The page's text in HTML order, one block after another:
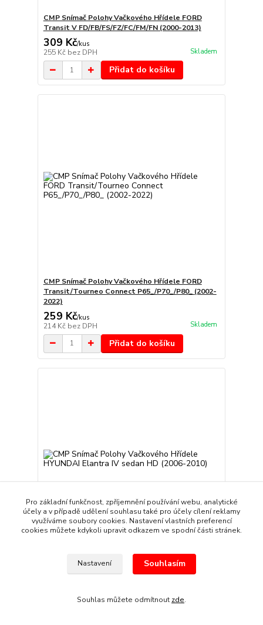
CMP Snímač Polohy Vačkového Hřídele FORD
Transit V FD/FB/FS/FZ/FC/FM/FN (2000-2013)
309 Kč/kus
255 Kč bez DPH Skladem
Přidat do košíku
CMP Snímač Polohy Vačkového Hřídele FORD
Transit/Tourneo Connect P65_/P70_/P80_ (2002-
2022)
259 Kč/kus
214 Kč bez DPH Skladem
Přidat do košíku
CMP Snímač Polohy Vačkového Hřídele HYUNDAI
Elantra IV sedan HD (2006-2010)
249 Kč
Přidat do košíku
Pro základní funkčnost, zpříjemnění používání webu, analytické
účely a v případě udělení souhlasu také pro účely cílení reklamy
využíváme soubory cookies. Nastavení vlastních preferencí
cookies můžete kdykoli upravit odkazem ve spodní části stránek.
Nastavení Souhlasím
Souhlas můžete odmítnout zde.